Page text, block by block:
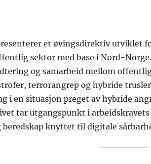
et øvingsdirektiv utviklet
sektor med base i Nord-
og samarbeid mellom
terrorangrep og hybride
i en situasjon preget av hybride
tar utgangspunkt i arbeidskravets
knyttet til digitale